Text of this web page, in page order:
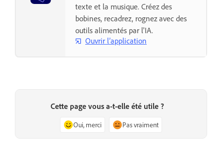
texte et la musique. Créez des
bobines, recadrez, rognez avec des
outils alimentés par l'IA.
Ouvrir l’application
Cette page vous a-t-elle été utile ?
Oui, merci Pas vraiment